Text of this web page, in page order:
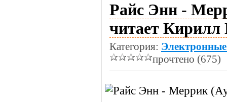
Райс Энн -
читает Кирилл
Категория:
прочтено (675)